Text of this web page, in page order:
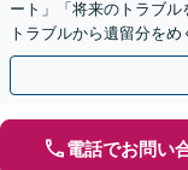
ート」「将来のトラブ
トラブルから遺留分を
ています「アクセス良
電話でお問い